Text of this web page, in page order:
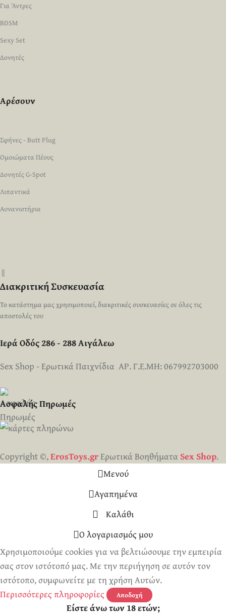
Για Άντρες
BDSM
Sexy Set
Δονητές
Αρέσουν
Σφήνες - Butt Plug
Ομοιώματα Πέους
Δονητές G-Spot
Λιπαντικά
Αυνανιστήρια
||
Διακριτική Συσκευασία
Το κατάστημα μας χρησιμοποιεί, διακριτικές συσκευασίες σε όλες τις
αποστολές του
Ιερά Οδός 286 - 288 Αιγάλεω
Sex Shop - Ερωτικά Παιχνίδια ΑΡ. Γ.Ε.ΜΗ: 067992703000
Ασφαλής Πηρωμές
Copyright ©,ErosToys.grΕρωτικά Βοηθήματα Sex Shop.
Μενού
Αγαπημένα
Καλάθι
Ο λογαριασμός μου
Χρησιμοποιούμε cookies για να βελτιώσουμε την εμπειρία
σας στον ιστότοπό μας. Με την περιήγηση σε αυτόν τον
ιστότοπο, συμφωνείτε με τη χρήση Αυτών.
Περισσότερες πληροφορίες
Αποδοχή
Είστε άνω των 18 ετών;